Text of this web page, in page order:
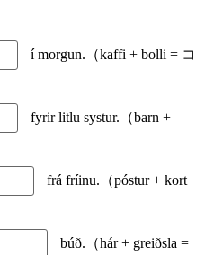
í morgun.（kaffi + bolli = コ
fyrir litlu systur.（barn +
frá fríinu.（póstur + kort
búð.（hár + greiðsla =